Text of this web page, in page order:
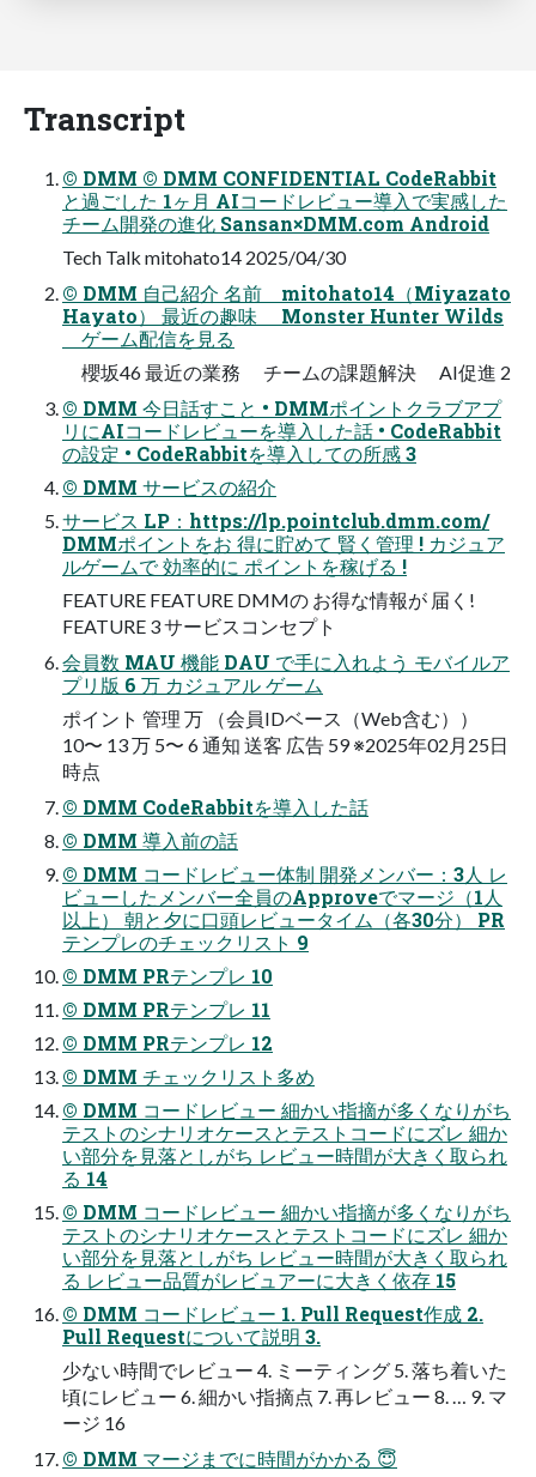
Transcript
© DMM © DMM CONFIDENTIAL CodeRabbit
と過ごした 1ヶ月 AIコードレビュー導入で実感した
チーム開発の進化 Sansan×DMM.com Android
Tech Talk mitohato14 2025/04/30
© DMM 自己紹介 名前 mitohato14（Miyazato
Hayato） 最近の趣味 Monster Hunter Wilds
ゲーム配信を見る
櫻坂46 最近の業務 チームの課題解決 AI促進 2
© DMM 今日話すこと • DMMポイントクラブアプ
リにAIコードレビューを導入した話 • CodeRabbit
の設定 • CodeRabbitを導入しての所感 3
© DMM サービスの紹介
サービス LP：https://lp.pointclub.dmm.com/
DMMポイントをお 得に貯めて 賢く管理 ! カジュア
ルゲームで 効率的に ポイントを稼げる !
FEATURE FEATURE DMMの お得な情報が 届く!
FEATURE 3 サービスコンセプト
会員数 MAU 機能 DAU で手に入れよう モバイルア
プリ版 6 万 カジュアル ゲーム
ポイント 管理 万 （会員IDベース（Web含む））
10〜 13 万 5〜 6 通知 送客 広告 59 ※2025年02月25日
時点
© DMM CodeRabbitを導入した話
© DMM 導入前の話
© DMM コードレビュー体制 開発メンバー：3人 レ
ビューしたメンバー全員のApproveでマージ（1人
以上） 朝と夕に口頭レビュータイム（各30分） PR
テンプレのチェックリスト 9
© DMM PRテンプレ 10
© DMM PRテンプレ 11
© DMM PRテンプレ 12
© DMM チェックリスト多め
© DMM コードレビュー 細かい指摘が多くなりがち
テストのシナリオケースとテストコードにズレ 細か
い部分を見落としがち レビュー時間が大きく取られ
る 14
© DMM コードレビュー 細かい指摘が多くなりがち
テストのシナリオケースとテストコードにズレ 細か
い部分を見落としがち レビュー時間が大きく取られ
る レビュー品質がレビュアーに大きく依存 15
© DMM コードレビュー 1. Pull Request作成 2.
Pull Requestについて説明 3.
少ない時間でレビュー 4. ミーティング 5. 落ち着いた
頃にレビュー 6. 細かい指摘点 7. 再レビュー 8. … 9. マ
ージ 16
© DMM マージまでに時間がかかる 😇